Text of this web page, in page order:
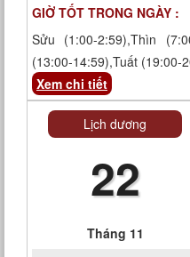
GIỜ TỐT TRONG NGÀY :
Sửu (1:00-2:59),Thìn
(13:00-14:59),Tuất (19:00-
Xem chi tiết
Lịch dương
22
Tháng 11